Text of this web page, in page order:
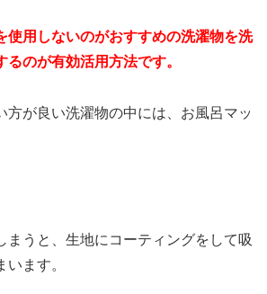
使用しないのがおすすめの洗濯物を洗
のが有効活用方法です。
方が良い洗濯物の中には、お風呂マッ
まうと、生地にコーティングをして吸
ます。